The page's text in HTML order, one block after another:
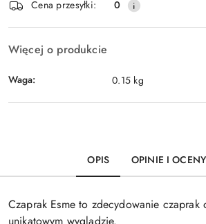
dostawa
Cena przesyłki: 0
Więcej o produkcie
Waga: 0.15 kg
OPIS OPINIE I
Czaprak Esme to zdecydowanie czaprak
unikatowym wyglądzie.